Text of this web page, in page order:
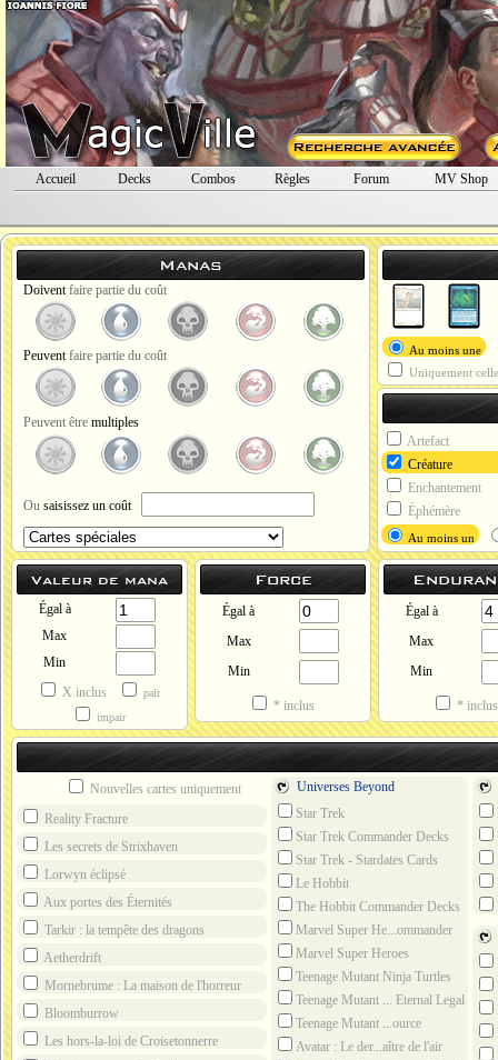
Accueil Decks Combos Règles Forum MV Shop
Manas
Doiventfaire partie du coût
Peuventfaire partie du coût
Peuvent être multiples
Ou saisissez un coût
Au moins une
Uniquement
Artefact
Créature
Enchantement
Éphémère
Au moins un
Valeur de mana
Égal à
Max
Min
X inclus
pair
impair
Force
Égal à
Max
Min
* inclus
Égal à
Max
Min
* inclus
Nouvelles cartes uniquement
Reality Fracture
Les secrets de Strixhaven
Lorwyn éclipsé
Aux portes des Éternités
Tarkir : la tempête des dragons
Aetherdrift
Mornebrume : La maison de l'horreur
Bloomburrow
Les hors-la-loi de Croisetonnerre
Universes Beyond
Star Trek
Star Trek Commander Decks
Star Trek - Stardates Cards
Le Hobbit
The Hobbit Commander Decks
Marvel Super He...ommander
DecksMarvel Super Heroes
Teenage Mutant Ninja Turtles
Teenage Mutant ... Eternal Legal
Teenage Mutant ...ource
MaterialAvatar : Le der...aître de l'air